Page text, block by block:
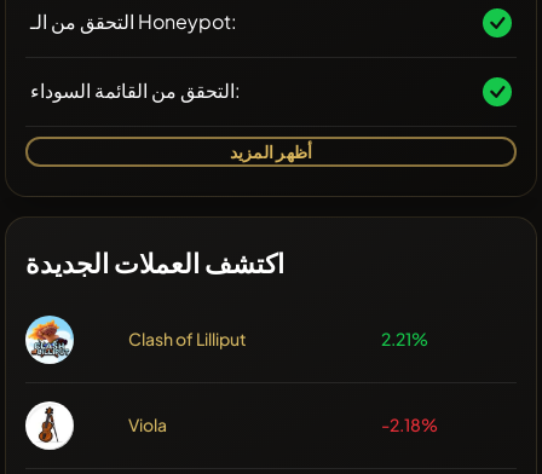
التحقق من الـ Honeypot:
التحقق من القائمة السوداء:
أظهر المزيد
اكتشف العملات الجديدة
Clash of Lilliput 2.21%
Viola -2.18%